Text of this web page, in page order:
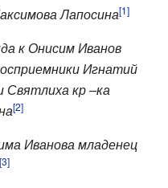
Лапосина[1]
к Онисим Иванов
Игнатий
Святлиха кр –ка
[2]
Иванова младенец
[3]